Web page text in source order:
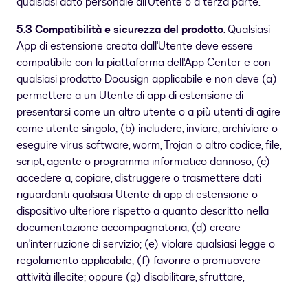
5.3 Compatibilità e sicurezza del prodotto. Qualsiasi
App di estensione creata dall'Utente deve essere
compatibile con la piattaforma dell'App Center e con
qualsiasi prodotto Docusign applicabile e non deve (a)
permettere a un Utente di app di estensione di
presentarsi come un altro utente o a più utenti di agire
come utente singolo; (b) includere, inviare, archiviare o
eseguire virus software, worm, Trojan o altro codice, file,
script, agente o programma informatico dannoso; (c)
accedere a, copiare, distruggere o trasmettere dati
riguardanti qualsiasi Utente di app di estensione o
dispositivo ulteriore rispetto a quanto descritto nella
documentazione accompagnatoria; (d) creare
un'interruzione di servizio; (e) violare qualsiasi legge o
regolamento applicabile; (f) favorire o promuovere
attività illecite; oppure (g) disabilitare, sfruttare,